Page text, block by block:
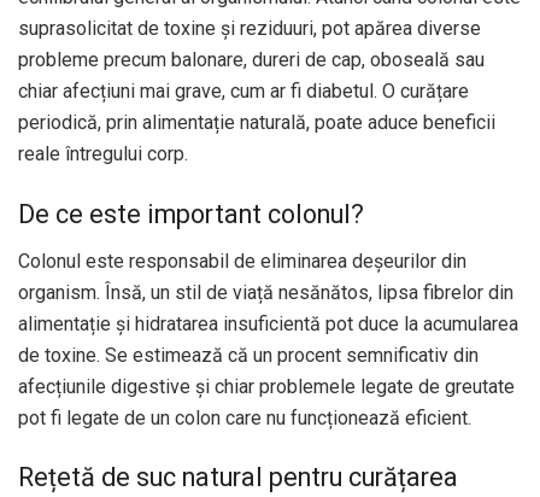
suprasolicitat de toxine și reziduuri, pot apărea diverse
probleme precum balonare, dureri de cap, oboseală sau
chiar afecțiuni mai grave, cum ar fi diabetul. O curățare
periodică, prin alimentație naturală, poate aduce beneficii
reale întregului corp.
De ce este important colonul?
Colonul este responsabil de eliminarea deșeurilor din
organism. Însă, un stil de viață nesănătos, lipsa fibrelor din
alimentație și hidratarea insuficientă pot duce la acumularea
de toxine. Se estimează că un procent semnificativ din
afecțiunile digestive și chiar problemele legate de greutate
pot fi legate de un colon care nu funcționează eficient.
Rețetă de suc natural pentru curățarea